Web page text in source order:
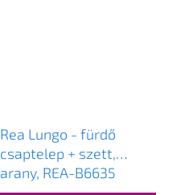
Rea Lungo - fürdő
csaptelep + szett,
arany, REA-B6635